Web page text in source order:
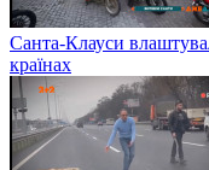
Санта-Клауси
країнах